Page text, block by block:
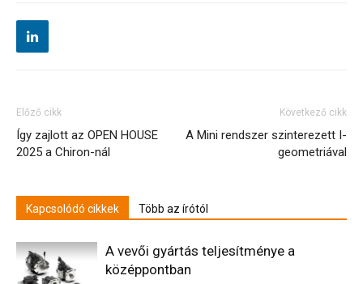
Előző cikk
Így zajlott az OPEN HOUSE
2025 a Chiron-nál
Következő cikk
A Mini rendszer szinterezett I-
geometriával
Kapcsolódó cikkek Több az írótól
A vevői gyártás teljesítménye a
középpontban